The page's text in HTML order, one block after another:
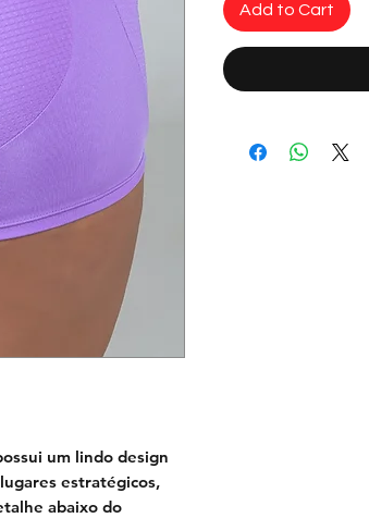
um lindo design
estratégicos,
abaixo do
Add to Cart